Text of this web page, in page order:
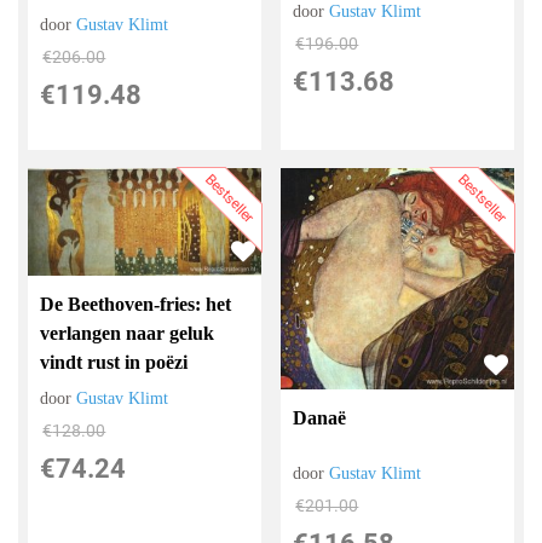
doorGustav Klimt
€206.00
€119.48
doorGustav Klimt
€196.00
€113.68
Bestseller
De Beethoven-fries: het
verlangen naar geluk
vindt rust in poëzi
doorGustav Klimt
€128.00
€74.24
Bestseller
Danaë
doorGustav Klimt
€201.00